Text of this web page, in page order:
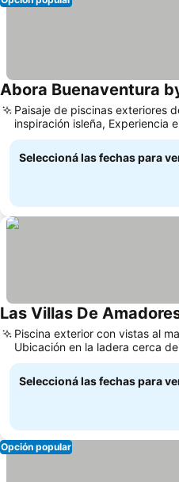
Abora Buenaventura
Paisaje de piscinas exteriores
inspiración isleña, Experiencia
habitación familiar Abora
Seleccioná las fechas para
Las Villas De
Piscina exterior con vistas al
Ubicación en la ladera cerca
playa de Amadores
Seleccioná las fechas para
Opción popular